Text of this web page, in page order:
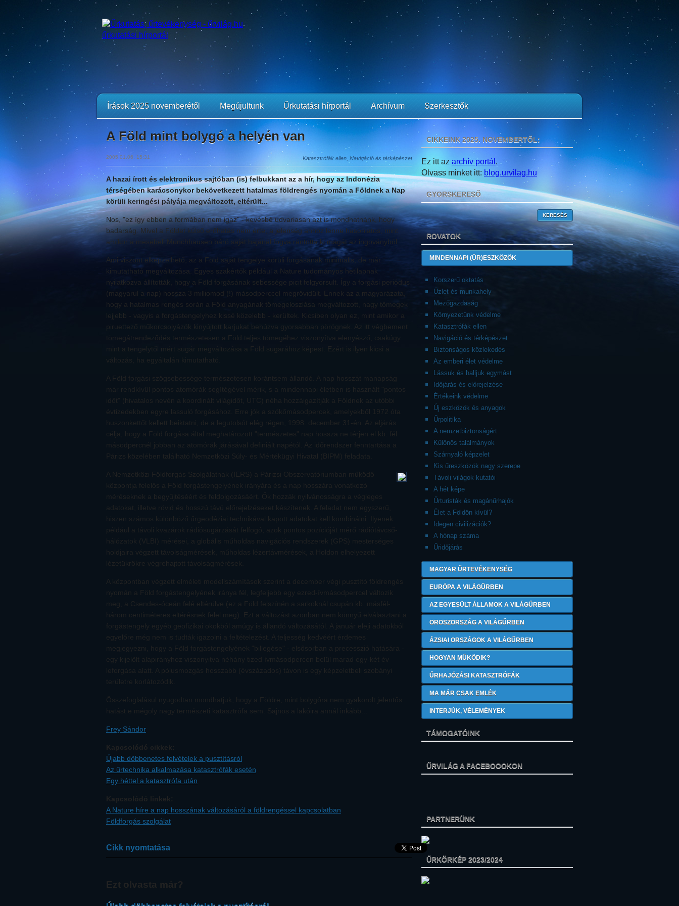
Írások 2025 novemberétől Megújultunk Űrkutatási hírportál Archívum Szerkesztők
A Föld mint bolygó a helyén van
2005.01.06. 15:31 Katasztrófák ellen, Navigáció és térképészet
A hazai írott és elektronikus sajtóban (is) felbukkant az a hír, hogy az Indonézia
térségében karácsonykor bekövetkezett hatalmas földrengés nyomán a Földnek a Nap
körüli keringési pályája megváltozott, eltérült...
Nos, "ez így ebben a formában nem igaz" - kevésbé udvariasan azt is mondhatnánk, hogy
badarság. Mivel a Földet külső erőhatás nem érte, a jelenség ahhoz lenne hasonlatos, mint
amikor a mesebeli Münchhausen báró saját hajánál fogva rántotta ki magát az ingoványból...
Ami viszont elképzelhető, az a Föld saját tengelye körüli forgásának minimális, de már
kimutatható megváltozása. Egyes szakértők például a Nature tudományos hetilapnak
nyilatkozva állították, hogy a Föld forgásának sebessége picit felgyorsult. Így a forgási periódus
(magyarul a nap) hossza 3 milliomod (!) másodperccel megrövidült. Ennek az a magyarázata,
hogy a hatalmas rengés során a Föld anyagának tömegeloszlása megváltozott, nagy tömegek
lejjebb - vagyis a forgástengelyhez kissé közelebb - kerültek. Kicsiben olyan ez, mint amikor a
piruettező műkorcsolyázók kinyújtott karjukat behúzva gyorsabban pörögnek. Az itt végbement
tömegátrendeződés természetesen a Föld teljes tömegéhez viszonyítva elenyésző, csakúgy
mint a tengelytől mért sugár megváltozása a Föld sugarához képest. Ezért is ilyen kicsi a
változás, ha egyáltalán kimutatható.
A Föld forgási szögsebessége természetesen korántsem állandó. A nap hosszát manapság
már rendkívül pontos atomórák segítégével mérik, s a mindennapi életben is használt "pontos
időt" (hivatalos nevén a koordinált világidőt, UTC) néha hozzáigazítják a Földnek az utóbbi
évtizedekben egyre lassuló forgásához. Erre jók a szökőmásodpercek, amelyekből 1972 óta
huszonkettőt kellett beiktatni, de a legutolsót elég régen, 1998. december 31-én. Az eljárás
célja, hogy a Föld forgása által meghatározott "természetes" nap hossza ne térjen el kb. fél
másodpercnél jobban az atomórák járásával definiált napétól. Az időrendszer fenntartása a
Párizs közelében található Nemzetközi Súly- és Mértékügyi Hivatal (BIPM) feladata.
A Nemzetközi Földforgás Szolgálatnak (IERS) a Párizsi Obszervatóriumban működő
központja felelős a Föld forgástengelyének irányára és a nap hosszára vonatkozó
méréseknek a begyűjtéséért és feldolgozásáért. Ők hozzák nyilvánosságra a végleges
adatokat, illetve rövid és hosszú távú előrejelzéseket készítenek. A feladat nem egyszerű,
hiszen számos különböző űrgeodéziai technikával kapott adatokat kell kombinálni. Ilyenek
például a távoli kvazárok rádiósugárzását felfogó, azok pontos pozícióját mérő rádiótávcső-
hálózatok (VLBI) mérései, a globális műholdas navigációs rendszerek (GPS) mesterséges
holdjaira végzett távolságmérések, műholdas lézertávmérések, a Holdon elhelyezett
lézetükrökre végrehajtott távolságmérések.
A központban végzett elméleti modellszámítások szerint a december végi pusztító földrengés
nyomán a Föld forgástengelyének iránya fél, legfeljebb egy ezred-ívmásodperrcel változik
meg, a Csendes-óceán felé eltérülve (ez a Föld felszínén a sarkoknál csupán kb. másfél-
három centiméteres eltérésnek felel meg). Ezt a változást azonban nem könnyű elválasztani a
forgástengely egyéb geofizikai okokból amúgy is állandó változásától. A január eleji adatokból
egyelőre még nem is tudták igazolni a feltételezést. A teljesség kedvéért érdemes
megjegyezni, hogy a Föld forgástengelyének "billegése" - elsősorban a precesszió hatására -
egy kijelölt alapirányhoz viszonyitva néhány tized ívmásodpercen belül marad egy-két év
leforgása alatt. A pólusmozgás hosszabb (évszázados) távon is egy képzeletbeli szobányi
területre korlátozódik.
Összefoglalásul nyugodtan mondhatjuk, hogy a Földre, mint bolygóra nem gyakorolt jelentős
hatást e mégoly nagy természeti katasztrófa sem. Sajnos a lakóira annál inkább...
Frey Sándor
Kapcsolódó cikkek:
Újabb döbbenetes felvételek a pusztításról
Az űrtechnika alkalmazása katasztrófák esetén
Egy héttel a katasztrófa után
Kapcsolódó linkek:
A Nature híre a nap hosszának változásáról a földrengéssel kapcsolatban
Földforgás szolgálat
Cikk nyomtatása
Ezt olvasta már?
CIKKEINK 2025. NOVEMBERTŐL:
Ez itt az archív portál .
Olvass minket itt: blog.urvilag.hu
GYORSKERESŐ
ROVATOK
MINDENNAPI (ŰR)ESZKÖZÖK
Korszerű oktatás
Üzlet és munkahely
Mezőgazdaság
Környezetünk védelme
Katasztrófák ellen
Navigáció és térképészet
Biztonságos közlekedés
Az emberi élet védelme
Lássuk és halljuk egymást
Időjárás és előrejelzése
Értékeink védelme
Új eszközök és anyagok
Űrpolitika
A nemzetbiztonságért
Különös találmányok
Szárnyaló képzelet
Kis űreszközök nagy szerepe
Távoli világok kutatói
A hét képe
Űrturisták és magánűrhajók
Élet a Földön kívül?
Idegen civilizációk?
A hónap száma
Űridőjárás
MAGYAR ŰRTEVÉKENYSÉG
EURÓPA A VILÁGŰRBEN
AZ EGYESÜLT ÁLLAMOK A VILÁGŰRBEN
OROSZORSZÁG A VILÁGŰRBEN
ÁZSIAI ORSZÁGOK A VILÁGŰRBEN
HOGYAN MŰKÖDIK?
ŰRHAJÓZÁSI KATASZTRÓFÁK
MA MÁR CSAK EMLÉK
INTERJÚK, VÉLEMÉNYEK
TÁMOGATÓINK
ŰRVILÁG A FACEBOOOKON
PARTNERÜNK
ŰRKÖRKÉP 2023/2024